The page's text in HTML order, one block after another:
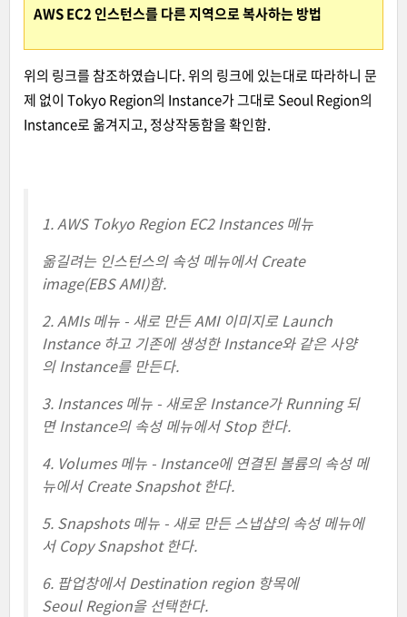
AWS EC2 인스턴스를 다른 지역으로 복사하는 방법
위의 링크를 참조하였습니다. 위의 링크에 있는대로 따라하니 문
제 없이 Tokyo Region의 Instance가 그대로 Seoul Region의
Instance로 옮겨지고, 정상작동함을 확인함.
1. AWS Tokyo Region EC2 Instances 메뉴
옮길려는 인스턴스의 속성 메뉴에서 Create
image(EBS AMI)함.
2. AMIs 메뉴 - 새로 만든 AMI 이미지로 Launch
Instance 하고 기존에 생성한Instance와 같은 사양
의Instance를 만든다.
3. Instances 메뉴 - 새로운Instance가 Running 되
면Instance의 속성 메뉴에서 Stop 한다.
4. Volumes 메뉴 - Instance에 연결된 볼륨의 속성 메
뉴에서 Create Snapshot 한다.
5. Snapshots 메뉴 - 새로 만든 스냅샵의 속성 메뉴에
서 Copy Snapshot 한다.
6. 팝업창에서 Destination region 항목에
Seoul Region을 선택한다.